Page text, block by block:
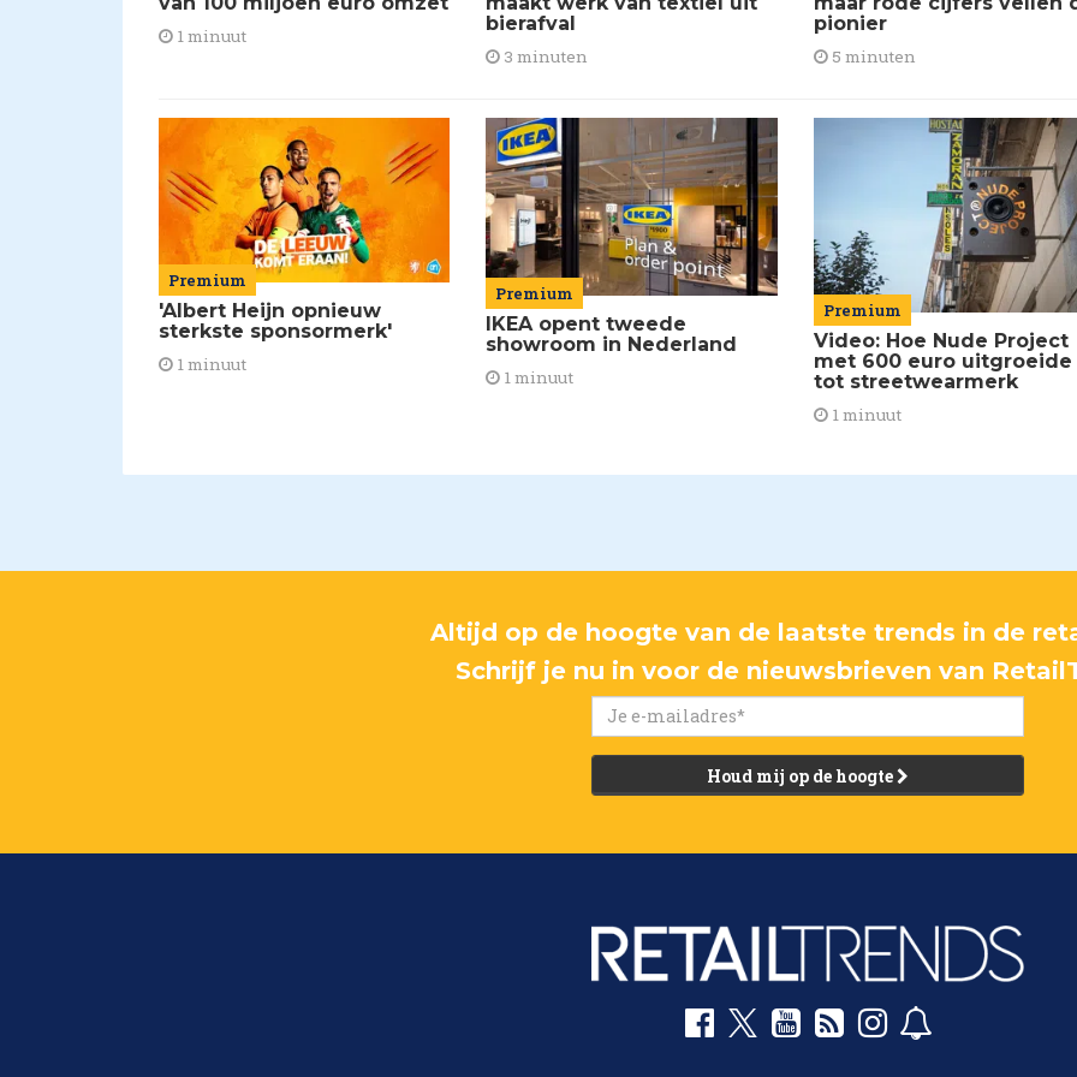
1 minuut
bierafval
3 minuten
pionier
5 minuten
Premium
'Albert Heijn opnieuw
sterkste sponsormerk'
1 minuut
Premium
IKEA opent tweede
showroom in Nederland
1 minuut
Premium
Video: Hoe Nude Project
met 600 euro uitgroeide
tot streetwearmerk
1 minuut
Altijd op de hoogte van de laatste trends in de
Schrijf je nu in voor de nieuwsbrieven van
Houd mij op de hoogte